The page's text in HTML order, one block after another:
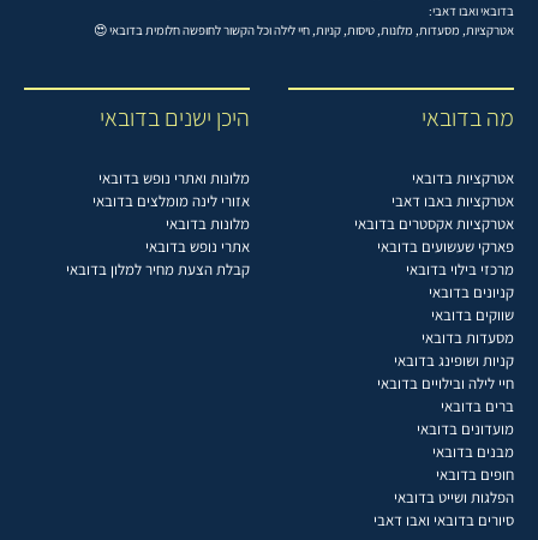
בדובאי ואבו דאבי:
אטרקציות, מסעדות, מלונות, טיסות, קניות, חיי לילה וכל הקשור לחופשה חלומית בדובאי 😍
מה בדובאי
אטרקציות בדובאי
אטרקציות באבו דאבי
אטרקציות אקסטרים בדובאי
פארקי שעשועים בדובאי
מרכזי בילוי בדובאי
קניונים בדובאי
שווקים בדובאי
מסעדות בדובאי
קניות ושופינג בדובאי
חיי לילה ובילויים בדובאי
ברים בדובאי
מועדונים בדובאי
מבנים בדובאי
חופים בדובאי
הפלגות ושייט בדובאי
סיורים בדובאי ואבו דאבי
היכן ישנים בדובאי
מלונות ואתרי נופש בדובאי
אזורי לינה מומלצים בדובאי
מלונות בדובאי
אתרי נופש בדובאי
קבלת הצעת מחיר למלון בדובאי